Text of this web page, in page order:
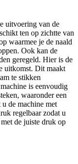
uitvoering van de
ten op zichtte van
waarmee je de naald
Ook kan de
geregeld. Hier is de
uitkomst. Dit maakt
te stikken
is eenvoudig
waaronder een
de machine met
regelbaar zodat u
de juiste druk op